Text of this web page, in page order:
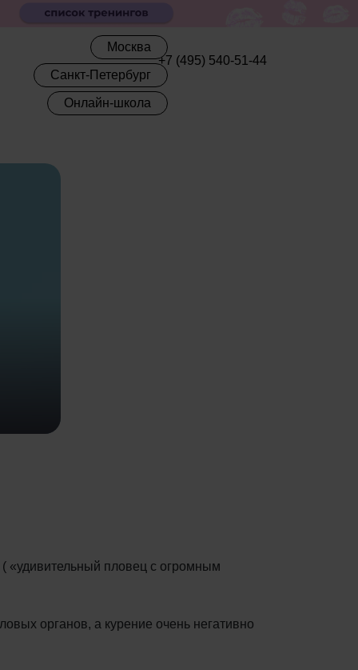
Москва
Санкт-Петербург
Онлайн-школа
+7 (495) 540-51-44
«удивительный пловец с огромным
органов, а курение очень негативно